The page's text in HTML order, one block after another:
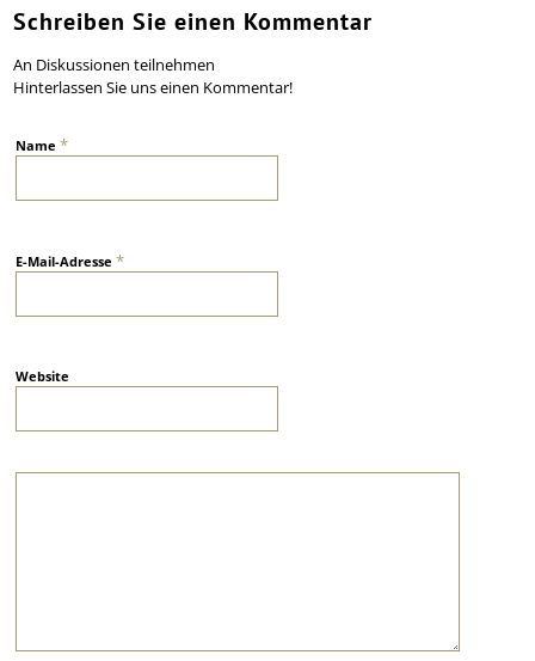
Schreiben Sie einen Kommentar
An Diskussionen teilnehmen
Hinterlassen Sie uns einen Kommentar!
Name*
E-Mail-Adresse*
Website